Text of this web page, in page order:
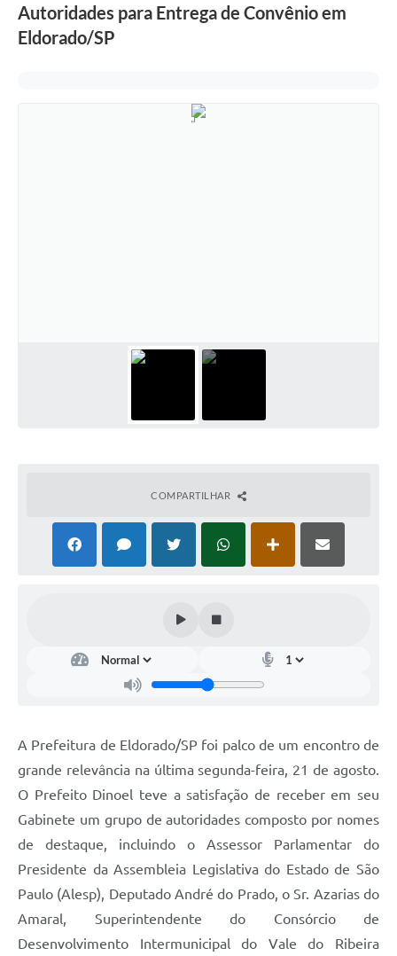
Autoridades para Entrega de Convênio em
Eldorado/SP
COMPARTILHAR
A Prefeitura de Eldorado/SP foi palco de um encontro de
grande relevância na última segunda-feira, 21 de agosto.
O Prefeito Dinoel teve a satisfação de receber em seu
Gabinete um grupo de autoridades composto por nomes
de destaque, incluindo o Assessor Parlamentar do
Presidente da Assembleia Legislativa do Estado de São
Paulo (Alesp), Deputado André do Prado, o Sr. Azarias do
Amaral, Superintendente do Consórcio de
Desenvolvimento Intermunicipal do Vale do Ribeira